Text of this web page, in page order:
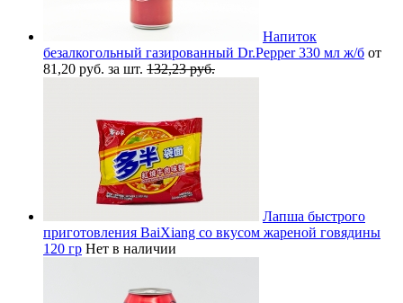
Напиток
безалкогольный газированный Dr.Pepper 330 мл ж/б от
81,20 руб. за шт. 132,23 руб.
Лапша быстрого
приготовления BaiXiang со вкусом жареной говядины
120 гр Нет в наличии